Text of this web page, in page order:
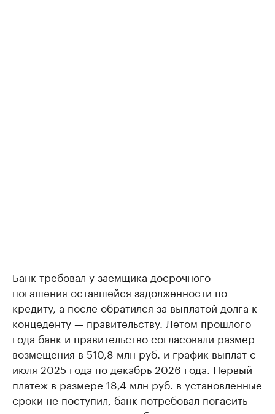
Банк требовал у заемщика досрочного
погашения оставшейся задолженности по
кредиту, а после обратился за выплатой долга к
концеденту — правительству. Летом прошлого
года банк и правительство согласовали размер
возмещения в 510,8 млн руб. и график выплат с
июля 2025 года по декабрь 2026 года. Первый
платеж в размере 18,4 млн руб. в установленные
сроки не поступил, банк потребовал погасить